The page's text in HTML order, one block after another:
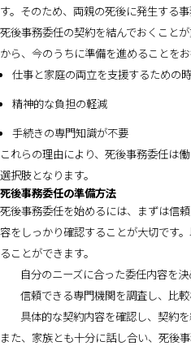
す。そのため、両親の死後に発生する
死後事務委任の契約を結んでおくこと
から、今のうちに準備を進めることをお
仕事と家庭の両立を支援するための
精神的な負担の軽減
手続きの専門知識が不要
これらの理由により、死後事務委任は
選択肢となります。
死後事務委任の準備方法
死後事務委任を始めるには、まずは信
容をしっかり確認することが大切です
ることができます。
自分のニーズに合った委任内容を
信頼できる専門機関を調査し、比
具体的な契約内容を確認し、契約
また、家族とも十分に話し合い、死後